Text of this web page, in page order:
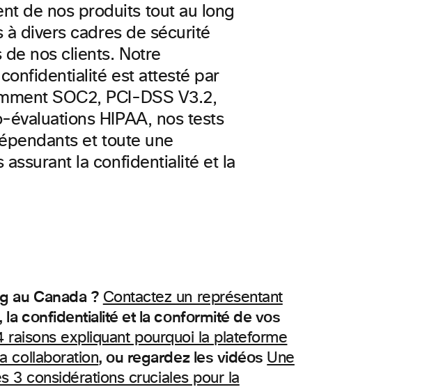
de nos produits tout au long
à divers cadres de sécurité
nos clients. Notre
est attesté par
SOC2, PCI-DSS V3.2,
évaluations HIPAA, nos tests
et toute une
la confidentialité et la
au Canada ? Contactez un représentant
confidentialité et la conformité de vos
raisons expliquant pourquoi la plateforme
collaboration, ou regardez les vidéos Une
3 considérations cruciales pour la